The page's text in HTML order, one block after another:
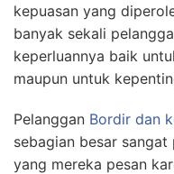
kepuasan yang
banyak sekali
keperluannya baik
maupun untuk
Pelanggan Bordir dan
sebagian besar
yang mereka pesan